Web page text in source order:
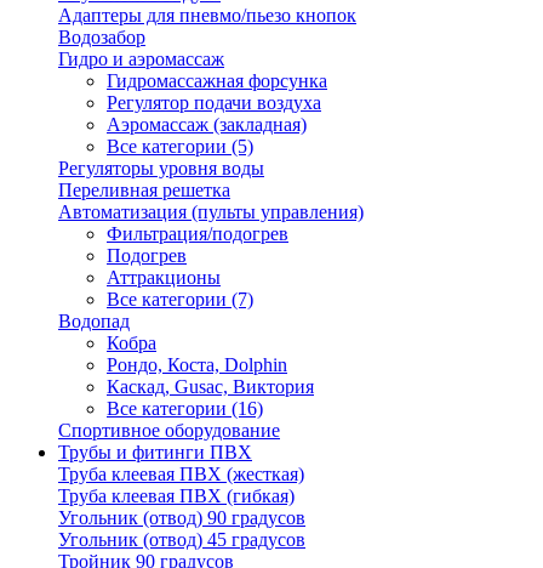
Адаптеры для пневмо/пьезо кнопок
Водозабор
Гидро и аэромассаж
Гидромассажная форсунка
Регулятор подачи воздуха
Аэромассаж (закладная)
Все категории (5)
Регуляторы уровня воды
Переливная решетка
Автоматизация (пульты управления)
Фильтрация/подогрев
Подогрев
Аттракционы
Все категории (7)
Водопад
Кобра
Рондо, Коста, Dolphin
Каскад, Gusac, Виктория
Все категории (16)
Спортивное оборудование
Трубы и фитинги ПВХ
Труба клеевая ПВХ (жесткая)
Труба клеевая ПВХ (гибкая)
Угольник (отвод) 90 градусов
Угольник (отвод) 45 градусов
Тройник 90 градусов